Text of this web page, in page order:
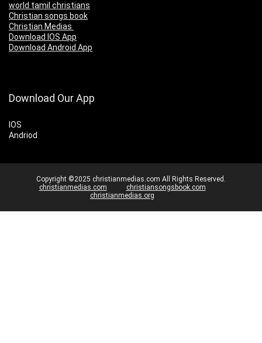
world tamil christians
Christian songs book
Christian Medias
Download IOS App
Download Android App
Download Our App
IOS
Andriod
Copyright ©2025 christianmedias.com All Rights Reserved.
christianmedias.com
christiansongsbook.com
christianmedias.org